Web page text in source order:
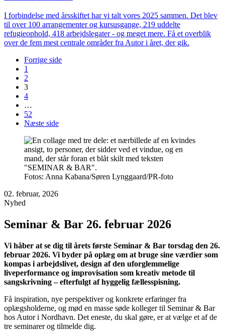
I forbindelse med årsskiftet har vi talt vores 2025 sammen. Det blev
til over 100 arrangementer og kursusgange, 219 uddelte
refugieophold, 418 arbejdslegater - og meget mere. Få et overblik
over de fem mest centrale områder fra Autor i året, der gik.
Forrige side
1
2
3
4
…
52
Næste side
Fotos: Anna Kabana/Søren Lynggaard/PR-foto
02. februar, 2026
Nyhed
Seminar & Bar 26. februar 2026
Vi håber at se dig til årets første Seminar & Bar torsdag den 26.
februar 2026. Vi byder på oplæg om at bruge sine værdier som
kompas i arbejdslivet, design af den uforglemmelige
liveperformance og improvisation som kreativ metode til
sangskrivning – efterfulgt af hyggelig fællesspisning.
Få inspiration, nye perspektiver og konkrete erfaringer fra
oplægsholderne, og mød en masse søde kolleger til Seminar & Bar
hos Autor i Nordhavn. Det eneste, du skal gøre, er at vælge et af de
tre seminarer og tilmelde dig.